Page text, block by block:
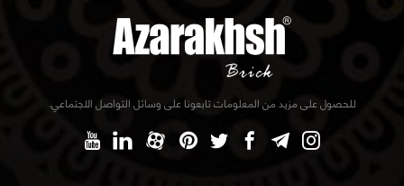
للحصول على مزيد من المعلومات تابعونا على وسائل التواصل الاجتماعي.